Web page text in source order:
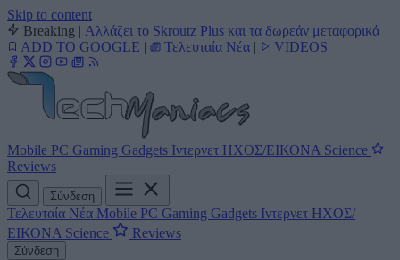
Skip to content
Breaking | Αλλάζει το Skroutz Plus και τα δωρεάν μεταφορικά
ADD TO GOOGLE | Τελευταία Νέα | VIDEOS
Mobile PC Gaming Gadgets Ιντερνετ ΗΧΟΣ/ΕΙΚΟΝΑ Science
Reviews
Σύνδεση
Τελευταία Νέα Mobile PC Gaming Gadgets Ιντερνετ ΗΧΟΣ/
ΕΙΚΟΝΑ Science Reviews
Σύνδεση